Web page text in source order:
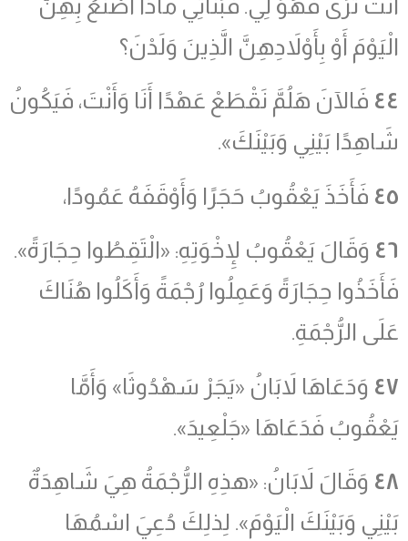
أَنْتَ تَرَى فَهُوَ لِي. فَبَنَاتِي مَاذَا أَصْنَعُ بِهِنَّ
الْيَوْمَ أَوْ بِأَوْلاَدِهِنَّ الَّذِينَ وَلَدْنَ؟
٤٤ فَالآنَ هَلُمَّ نَقْطَعْ عَهْدًا أَنَا وَأَنْتَ، فَيَكُونُ
شَاهِدًا بَيْنِي وَبَيْنَكَ».
٤٥ فَأَخَذَ يَعْقُوبُ حَجَرًا وَأَوْقَفَهُ عَمُودًا،
٤٦ وَقَالَ يَعْقُوبُ لإِخْوَتِهِ: «الْتَقِطُوا حِجَارَةً».
فَأَخَذُوا حِجَارَةً وَعَمِلُوا رُجْمَةً وَأَكَلُوا هُنَاكَ
عَلَى الرُّجْمَةِ.
٤٧ وَدَعَاهَا لاَبَانُ «يَجَرْ سَهْدُوثَا» وَأَمَّا
يَعْقُوبُ فَدَعَاهَا «جَلْعِيدَ».
٤٨ وَقَالَ لاَبَانُ: «هذِهِ الرُّجْمَةُ هِيَ شَاهِدَةٌ
بَيْنِي وَبَيْنَكَ الْيَوْمَ». لِذلِكَ دُعِيَ اسْمُهَا